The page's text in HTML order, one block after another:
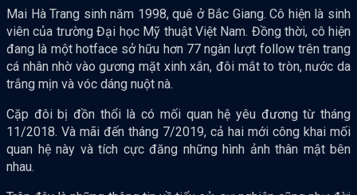
Mai Hà Trang sinh năm 1998, quê ở Bắc Giang. Cô hiện là sinh
viên của trường Đại học Mỹ thuật Việt Nam. Đồng thời, cô hiện
đang là một hotface sở hữu hơn 77 ngàn lượt follow trên trang
cá nhân nhờ vào gương mặt xinh xắn, đôi mắt to tròn, nước da
trắng mịn và vóc dáng nuột nà.
Cặp đôi bị đồn thổi là có mối quan hệ yêu đương từ tháng
11/2018. Và mãi đến tháng 7/2019, cả hai mới công khai mối
quan hệ này và tích cực đăng những hình ảnh thân mật bên
nhau.